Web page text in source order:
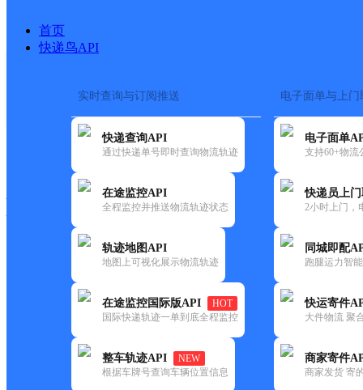
首页
快递鸟API
实时查询与订阅推送
快递查询API
通过快递单号即时查询物流轨迹
在途监控API
全程监控并推送物流轨迹状态
轨迹地图API
地图上可视化展示物流轨迹
在途监控国际版API
HOT
国际快递轨迹一单到底全程监控
整车轨迹API
NEW
根据车牌号查询车辆位置信息
电子面单与上门
电子面单
支持60+物流
快递员上
2小时上门，
同城即配
跑腿运力智
快运寄件
大件物流 聚
商家寄件
商家发货 寄
快运大全 快递时效
申通
四川德昌公司
更新时间：2022-07-12 00:00:00